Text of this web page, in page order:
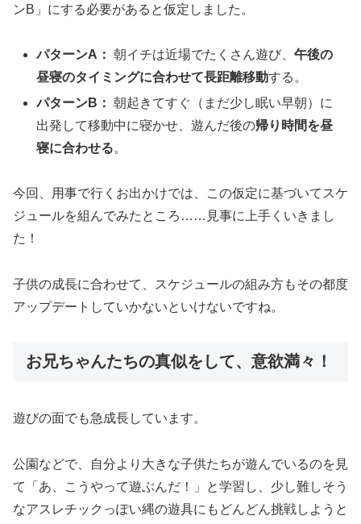
ンB」にする必要があると仮定しました。
パターンA： 朝イチは近場でたくさん遊び、午後の
昼寝のタイミングに合わせて長距離移動する。
パターンB： 朝起きてすぐ（まだ少し眠い早朝）に
出発して移動中に寝かせ、遊んだ後の帰り時間を昼
寝に合わせる。
今回、用事で行くお出かけでは、この仮定に基づいてスケ
ジュールを組んでみたところ……見事に上手くいきまし
た！
子供の成長に合わせて、スケジュールの組み方もその都度
アップデートしていかないといけないですね。
お兄ちゃんたちの真似をして、意欲満々！
遊びの面でも急成長しています。
公園などで、自分より大きな子供たちが遊んでいるのを見
て「あ、こうやって遊ぶんだ！」と学習し、少し難しそう
なアスレチックっぽい縄の遊具にもどんどん挑戦しようと